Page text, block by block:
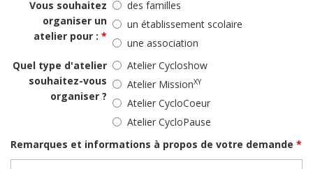
Vous souhaitez
organiser un
atelier pour : *
des familles
un établissement scolaire
une association
Quel type d'atelier
souhaitez-vous
organiser ?
Atelier Cycloshow
Atelier MissionXY
Atelier CycloCoeur
Atelier CycloPause
Remarques et informations à propos de votre demande *